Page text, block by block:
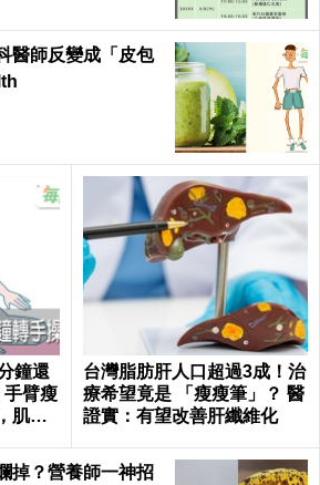
醫師反變成「皮包
鐘還
手臂瘦
肌肉
台灣脂肪肝人口超過3成！治
療希望竟是 「瘦瘦筆」？ 醫
證實：有望改善肝纖維化
掉？營養師一神招